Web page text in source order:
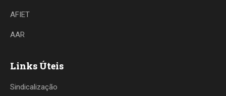
AFIET
AAR
Links Úteis
Sindicalização